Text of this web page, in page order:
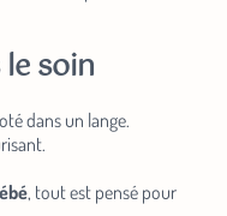
soin
dans un lange.
, tout est pensé pour